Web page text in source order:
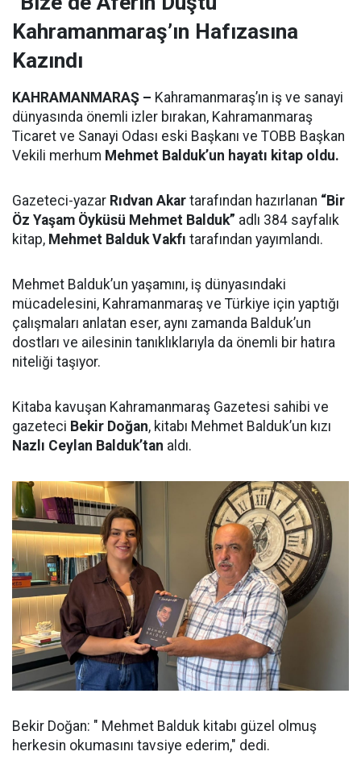
Kahramanmaraş’ın Hafızasına
Kazındı
KAHRAMANMARAŞ – Kahramanmaraş’ın iş ve sanayi
dünyasında önemli izler bırakan, Kahramanmaraş
Ticaret ve Sanayi Odası eski Başkanı ve TOBB Başkan
Vekili merhum Mehmet Balduk’un hayatı kitap oldu.
Gazeteci-yazar Rıdvan Akar tarafından hazırlanan “Bir
Öz Yaşam Öyküsü Mehmet Balduk” adlı 384 sayfalık
kitap, Mehmet Balduk Vakfı tarafından yayımlandı.
Mehmet Balduk’un yaşamını, iş dünyasındaki
mücadelesini, Kahramanmaraş ve Türkiye için yaptığı
çalışmaları anlatan eser, aynı zamanda Balduk’un
dostları ve ailesinin tanıklıklarıyla da önemli bir hatıra
niteliği taşıyor.
Kitaba kavuşan Kahramanmaraş Gazetesi sahibi ve
gazeteci Bekir Doğan, kitabı Mehmet Balduk’un kızı
Nazlı Ceylan Balduk’tan aldı.
Bekir Doğan: " Mehmet Balduk kitabı güzel olmuş
herkesin okumasını tavsiye ederim," dedi.